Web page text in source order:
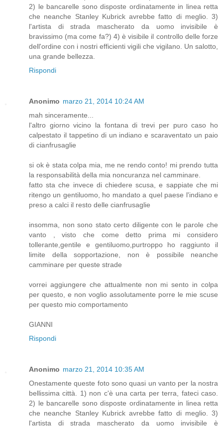
2) le bancarelle sono disposte ordinatamente in linea retta
che neanche Stanley Kubrick avrebbe fatto di meglio. 3)
l'artista di strada mascherato da uomo invisibile è
bravissimo (ma come fa?) 4) è visibile il controllo delle forze
dell'ordine con i nostri efficienti vigili che vigilano. Un salotto,
una grande bellezza.
Rispondi
Anonimo marzo 21, 2014 10:24 AM
mah sinceramente...
l'altro giorno vicino la fontana di trevi per puro caso ho
calpestato il tappetino di un indiano e scaraventato un paio
di cianfrusaglie
si ok è stata colpa mia, me ne rendo conto! mi prendo tutta
la responsabilità della mia noncuranza nel camminare.
fatto sta che invece di chiedere scusa, e sappiate che mi
ritengo un gentiluomo, ho mandato a quel paese l'indiano e
preso a calci il resto delle cianfrusaglie
insomma, non sono stato certo diligente con le parole che
vanto , visto che come detto prima mi considero
tollerante,gentile e gentiluomo,purtroppo ho raggiunto il
limite della sopportazione, non è possibile neanche
camminare per queste strade
vorrei aggiungere che attualmente non mi sento in colpa
per questo, e non voglio assolutamente porre le mie scuse
per questo mio comportamento
GIANNI
Rispondi
Anonimo marzo 21, 2014 10:35 AM
Onestamente queste foto sono quasi un vanto per la nostra
bellissima città. 1) non c'è una carta per terra, fateci caso.
2) le bancarelle sono disposte ordinatamente in linea retta
che neanche Stanley Kubrick avrebbe fatto di meglio. 3)
l'artista di strada mascherato da uomo invisibile è